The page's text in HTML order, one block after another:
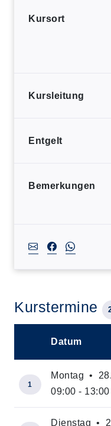
Kursort
Kursleitung
Entgelt
Bemerkungen
Kurstermine
Datum
1
Montag •
09:00 -
Dienstag •